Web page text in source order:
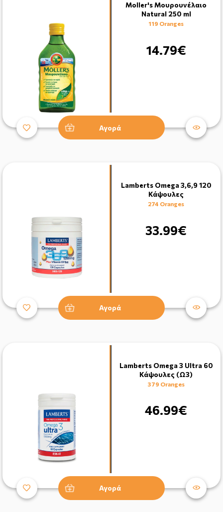
Moller's Μουρουνέλαιο
Natural 250 ml
119 Oranges
14.79€
Αγορά
Lamberts Omega 3,6,9 120
Κάψουλες
274 Oranges
33.99€
Αγορά
Lamberts Omega 3 Ultra 60
Κάψουλες (Ω3)
379 Oranges
46.99€
Αγορά